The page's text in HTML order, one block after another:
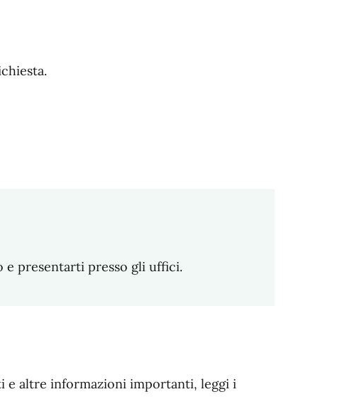
presentarti presso gli uffici.
e altre informazioni importanti, leggi i